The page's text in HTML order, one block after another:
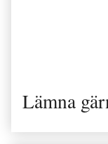
Lämna